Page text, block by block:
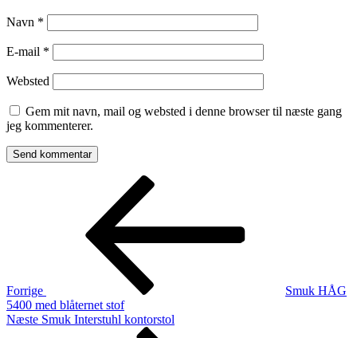
Navn *
E-mail *
Websted
Gem mit navn, mail og websted i denne browser til næste gang
jeg kommenterer.
Indlægsnavigation
Forrige
Smuk HÅG
5400 med blåternet stof
Næste
Næste Smuk Interstuhl kontorstol